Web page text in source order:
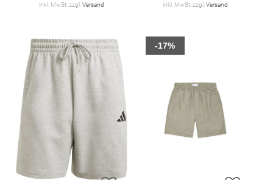
inkl. MwSt. zzgl. Versand inkl. MwSt. zzgl. Versand
-17%